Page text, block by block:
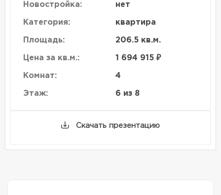
Новостройка: нет
Категория: квартира
Площадь: 206.5 кв.м.
Цена за кв.м.: 1 694 915 ₽
Комнат: 4
Этаж: 6 из 8
Скачать презентацию